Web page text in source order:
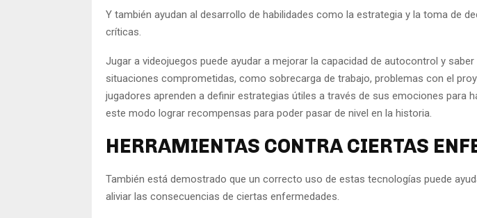
Y también ayudan al desarrollo de habilidades como la estrategia y la toma de
críticas.
Jugar a videojuegos puede ayudar a mejorar la capacidad de autocontrol y
situaciones comprometidas, como sobrecarga de trabajo, problemas con el
jugadores aprenden a definir estrategias útiles a través de sus emociones para
este modo lograr recompensas para poder pasar de nivel en la historia.
HERRAMIENTAS CONTRA CIERTAS
También está demostrado que un correcto uso de estas tecnologías puede
aliviar las consecuencias de ciertas enfermedades.